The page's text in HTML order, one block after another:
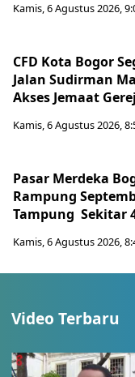
Kamis, 6 Agustus 2026,
CFD Kota Bogor
Jalan Sudirman
Akses Jemaat
Kamis, 6 Agustus 2026,
Pasar Merdeka
Rampung
Tampung Sekitar
Kamis, 6 Agustus 2026,
Video Terbaru